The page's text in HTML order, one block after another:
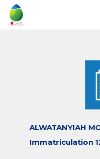
ALWATANYIAH
Immatriculation